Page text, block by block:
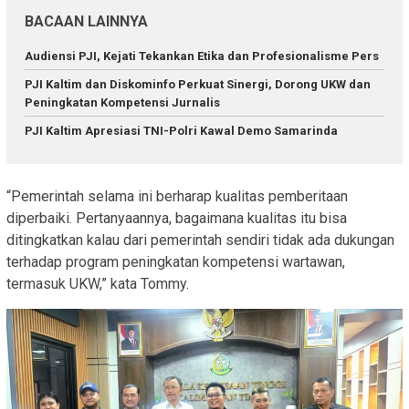
BACAAN LAINNYA
Audiensi PJI, Kejati Tekankan Etika dan Profesionalisme Pers
PJI Kaltim dan Diskominfo Perkuat Sinergi, Dorong UKW dan
Peningkatan Kompetensi Jurnalis
PJI Kaltim Apresiasi TNI-Polri Kawal Demo Samarinda
“Pemerintah selama ini berharap kualitas pemberitaan
diperbaiki. Pertanyaannya, bagaimana kualitas itu bisa
ditingkatkan kalau dari pemerintah sendiri tidak ada dukungan
terhadap program peningkatan kompetensi wartawan,
termasuk UKW,” kata Tommy.